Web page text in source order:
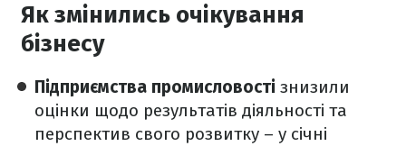
Як змінились очікування
бізнесу
Підприємства промисловості знизили
оцінки щодо результатів діяльності та
перспектив свого розвитку – у січні